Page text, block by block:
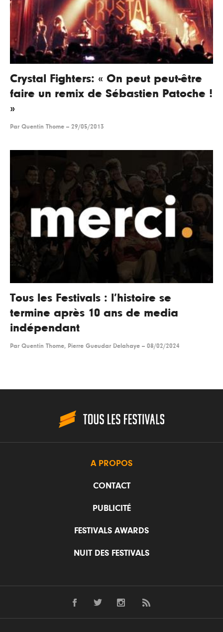
Crystal Fighters: « On peut peut-être
faire un remix de Sébastien Patoche !
»
Par Quentin Thome -- 29/05/2013
Tous les Festivals : l’histoire se
termine après 10 ans de media
indépendant
Par Quentin Thome, Pierre Gueudar Delahaye -- 08/02/2024
A PROPOS
CONTACT
PUBLICITÉ
FESTIVALS AWARDS
NUIT DES FESTIVALS